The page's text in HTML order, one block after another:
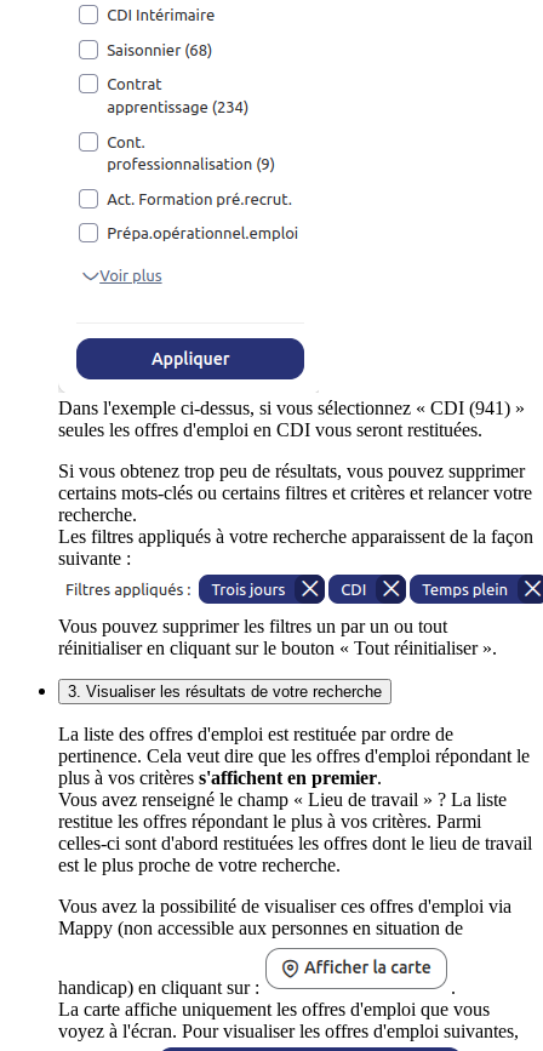
Dans l'exemple ci-dessus, si vous sélectionnez « CDI (941) »
seules les offres d'emploi en CDI vous seront restituées.
Si vous obtenez trop peu de résultats, vous pouvez supprimer
certains mots-clés ou certains filtres et critères et relancer votre
recherche.
Les filtres appliqués à votre recherche apparaissent de la façon
suivante :
Vous pouvez supprimer les filtres un par un ou tout
réinitialiser en cliquant sur le bouton « Tout réinitialiser ».
3. Visualiser les résultats de votre recherche
La liste des offres d'emploi est restituée par ordre de
pertinence. Cela veut dire que les offres d'emploi répondant le
plus à vos critères s'affichent en premier.
Vous avez renseigné le champ « Lieu de travail » ? La liste
restitue les offres répondant le plus à vos critères. Parmi
celles-ci sont d'abord restituées les offres dont le lieu de travail
est le plus proche de votre recherche.
Vous avez la possibilité de visualiser ces offres d'emploi via
Mappy (non accessible aux personnes en situation de
handicap) en cliquant sur :
.
La carte affiche uniquement les offres d'emploi que vous
voyez à l'écran. Pour visualiser les offres d'emploi suivantes,